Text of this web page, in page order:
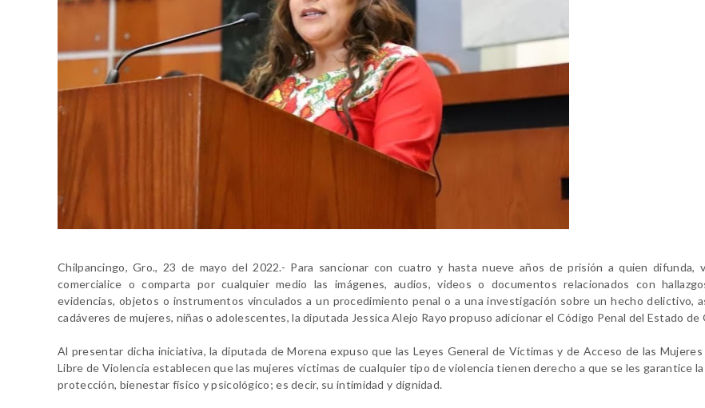
Chilpancingo, Gro., 23 de mayo del 2022.- Para sancionar con cuatro y hasta nueve años de prisión a quien difunda,
comercialice o comparta por cualquier medio las imágenes, audios, videos o documentos relacionados con
evidencias, objetos o instrumentos vinculados a un procedimiento penal o a una investigación sobre un hecho delictivo,
cadáveres de mujeres, niñas o adolescentes, la diputada Jessica Alejo Rayo propuso adicionar el Código Penal del Estado de
Al presentar dicha iniciativa, la diputada de Morena expuso que las Leyes General de Víctimas y de Acceso de las Mujeres
Libre de Violencia establecen que las mujeres víctimas de cualquier tipo de violencia tienen derecho a que se les garantice
protección, bienestar físico y psicológico; es decir, su intimidad y dignidad.